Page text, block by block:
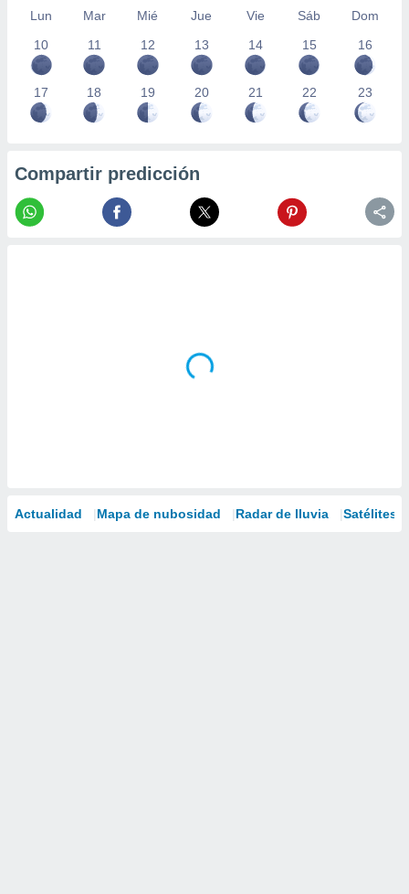
Lun Mar Mié Jue Vie Sáb
Dom
10
11 12 13 14 15 16
17 18 19 20 21 22 23
Compartir predicción
Actualidad Mapa de nubosidad Radar de lluvia Satélites